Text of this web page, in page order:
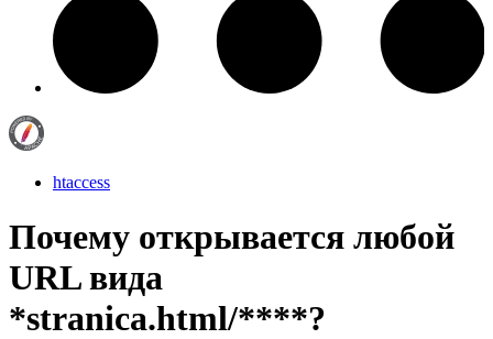
htaccess
Почему открывается любой
URL вида
*stranica.html/****?